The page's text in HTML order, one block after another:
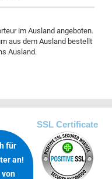
im Ausland angeboten.
aus dem Ausland bestellt
Ausland.
für
an!
SSL Certificate